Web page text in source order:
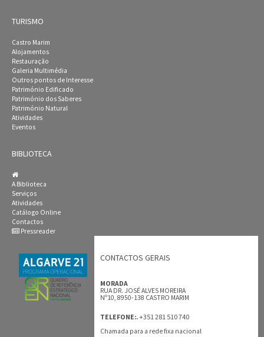
TURISMO
Castro Marim
Alojamentos
Restauração
Galeria Multimédia
Outros pontos de Interesse
Património Edificado
Património dos Saberes
Património Natural
Atividades
Eventos
BIBLIOTECA
A Biblioteca
Serviços
Atividades
Catálogo Online
Contactos
Pressreader
CONTACTOS GERAIS
MORADA
RUA DR. JOSÉ ALVES MOREIRA
Nº10, 8950-138 CASTRO MARIM
TELEFONE:.+351 281 510 740
Chamada para a rede fixa nacional